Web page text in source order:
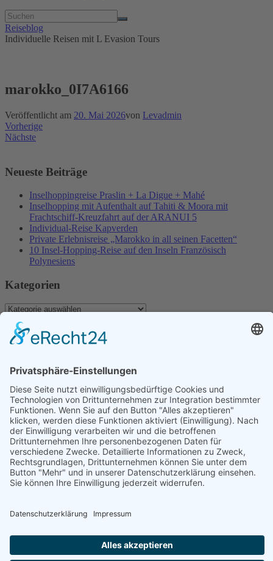
Reiseblog
Individuelle Reisen mit L Evasion Tours
marokko_0I7A6166
Veröffentlicht am 20. Mai 2026von Levadmin
Vorherige
Nächste
Neueste Beiträge
Inselhoppingreise Praslin + La Digue + Mahé
Inselhopping mit Aufenthalt auf Tahiti & Moora mit
Frachtschiff-Kreuzfahrt auf der ARANUI 5
Individual-Reise Kapverden
Private Erlebnisreise „Marokko in all seinen Facetten“
10 Insel-Hopping-Reise auf den Inseln Französisch
Polynesiens
Kategorien
Kategorien
Archiv
Schlagwörter
Antillen Aranui Aranui 5 Bird Island Dominica Dubai Evasion Fakarava
Guadeloupe Hochzeit Indischer Ozean Individualreise
Inselhüpfen Kapverden Karibik Katamaran Katamaran Kreuzfahrt
Kreuzfahrt La Digue La Reunion Madagaskar Malediven Marokko
Marquesas Martinique Maupiti Mauritius Mayotte Neukaledonien
Polynesien Praslin Reisen Rundreise Rurutu Sahara Sao Tome
Wanderung
Facebook Twitter Youtube